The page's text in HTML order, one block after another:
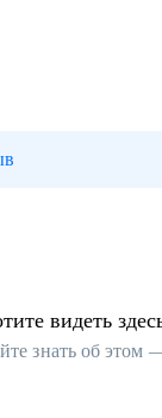
видеть
знать об этом